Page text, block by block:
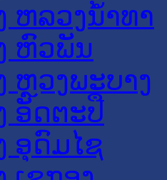
ຫລວງນໍ້າທາ
ຫົວພັນ
ຫຼວງພະບາງ
ອັດຕະປື
ອຸດົມໄຊ